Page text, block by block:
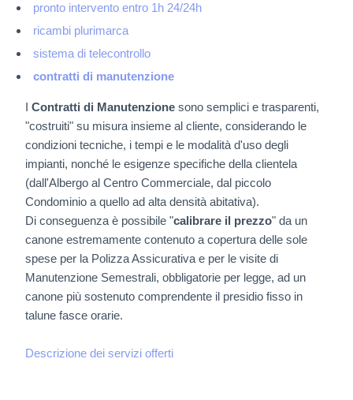
IMPIANTI TERMICI
RICERCA & SVILUPPO
FORMAZIONE E SICUREZZA
NORMATIVE
PROMOZIONI & OFFERTE
CLIENTI
pronto intervento entro 1h 24/24h
ricambi plurimarca
sistema di telecontrollo
contratti di manutenzione
I Contratti di Manutenzione sono semplici e trasparenti,
"costruiti" su misura insieme al cliente, considerando le
condizioni tecniche, i tempi e le modalità d'uso degli
impianti, nonché le esigenze specifiche della clientela
(dall'Albergo al Centro Commerciale, dal piccolo
Condominio a quello ad alta densità abitativa).
Di conseguenza è possibile "calibrare il prezzo" da un
canone estremamente contenuto a copertura delle sole
spese per la Polizza Assicurativa e per le visite di
Manutenzione Semestrali, obbligatorie per legge, ad un
canone più sostenuto comprendente il presidio fisso in
talune fasce orarie.
Descrizione dei servizi offerti